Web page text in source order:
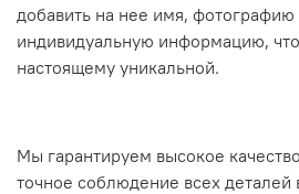
добавить на нее имя,
индивидуальную информацию,
настоящему уникальной.
Мы гарантируем высокое
точное соблюдение всех деталей